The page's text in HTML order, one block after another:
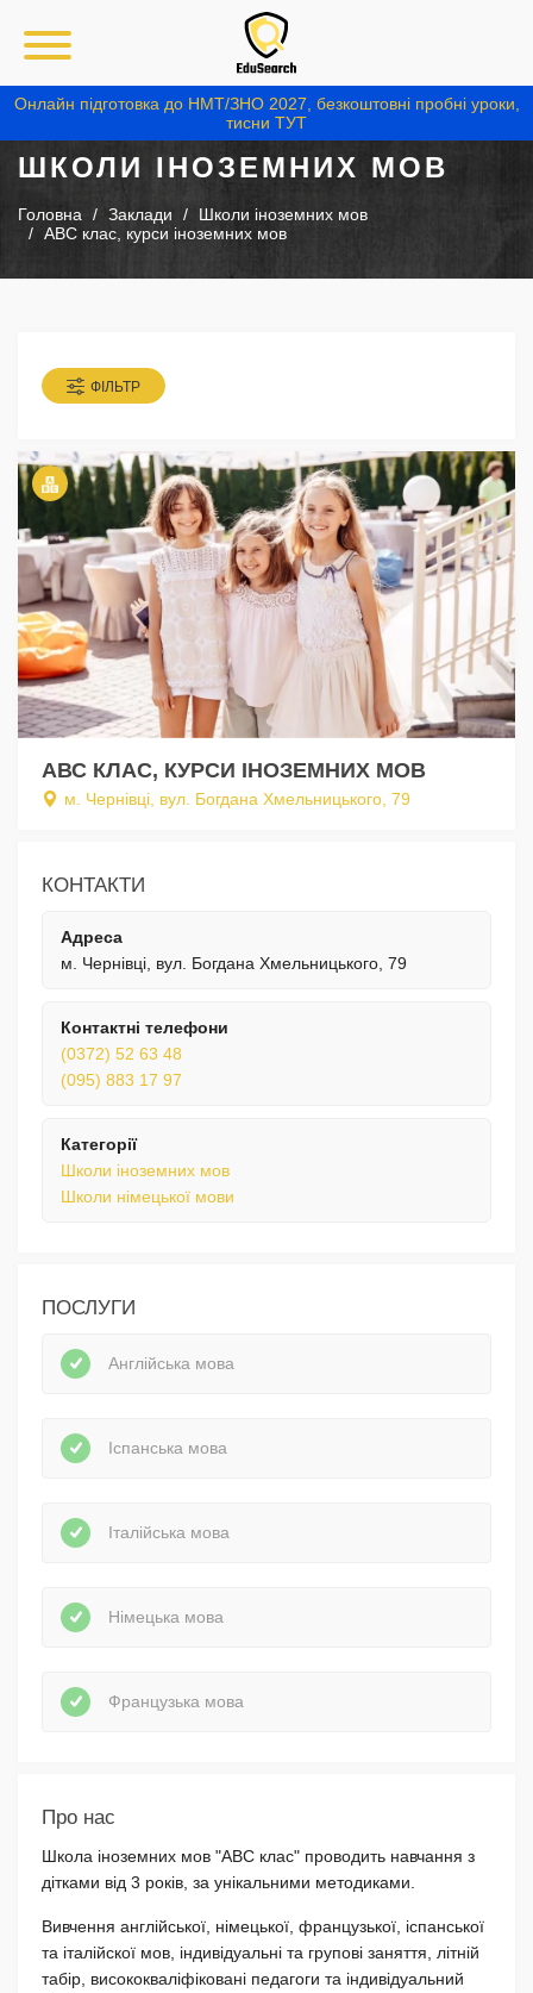
Онлайн підготовка до НМТ/ЗНО 2027, безкоштовні пробні уроки,
тисни ТУТ
ШКОЛИ ІНОЗЕМНИХ МОВ
Головна Заклади
Школи іноземних мов
АВС клас, курси іноземних мов
ФІЛЬТР
АВС КЛАС, КУРСИ ІНОЗЕМНИХ МОВ
м. Чернівці, вул. Богдана Хмельницького, 79
КОНТАКТИ
Адреса
м. Чернівці, вул. Богдана Хмельницького, 79
Контактні телефони
(0372) 52 63 48
(095) 883 17 97
Категорії
Школи іноземних мов
Школи німецької мови
ПОСЛУГИ
Англійська мова
Іспанська мова
Італійська мова
Німецька мова
Французька мова
Про нас
Школа іноземних мов "АВС клас" проводить навчання з
дітками від 3 років, за унікальними методиками.
Вивчення англійської, німецької, французької, іспанської
та італійскої мов, індивідуальні та групові заняття, літній
табір, висококваліфіковані педагоги та індивідуальний